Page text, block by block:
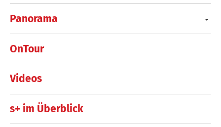
Panorama
OnTour
Videos
s+ im Überblick